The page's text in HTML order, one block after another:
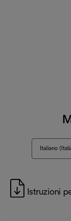
Italiano
Istruzioni